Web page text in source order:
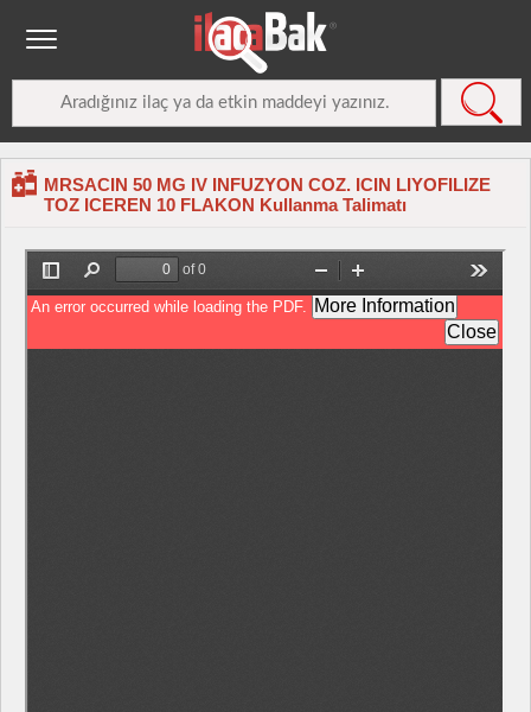
MRSACIN 50 MG IV INFUZYON COZ. ICIN LIYOFILIZE
TOZ ICEREN 10 FLAKON Kullanma Talimatı